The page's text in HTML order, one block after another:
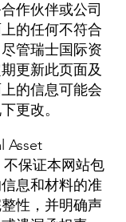
作伙伴或公司
的任何不符合
管瑞士国际资
更新此页面及
的信息可能会
更改。
Asset
保证本网站包
息和材料的准
性，并明确声